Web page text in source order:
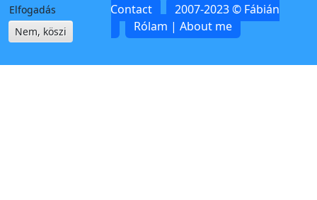
Kapcsolat | Contact
2007-2023 © Fábián
Rólam | About me
Elfogadás
Nem, köszi